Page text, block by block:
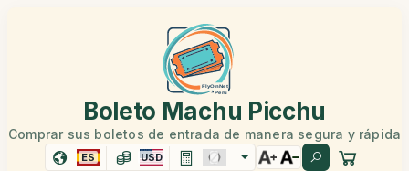
Boleto Machu Picchu
Comprar sus boletos de entrada de manera segura y rápida
ES USD